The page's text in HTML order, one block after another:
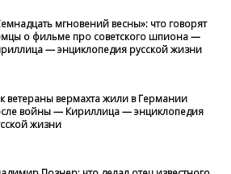
мгновений весны»: что говорят
о фильме про советского шпиона —
— энциклопедия русской жизни
ветераны вермахта жили в Германии
войны — Кириллица — энциклопедия
жизни